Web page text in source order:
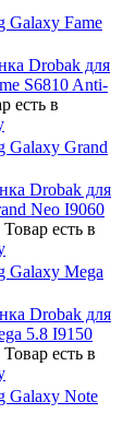
Galaxy Fame
Drobak для
S6810 Anti-
есть в
Galaxy Grand
Drobak для
Neo I9060
Товар есть в
Galaxy Mega
Drobak для
5.8 I9150
Товар есть в
Galaxy Note